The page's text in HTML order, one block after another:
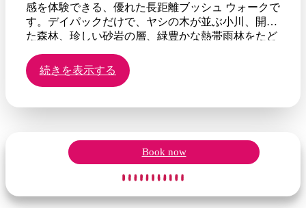
感を体験できる、優れた長距離ブッシュ ウォークで
す。デイパックだけで、ヤシの木が並ぶ小川、開け
た森林、珍しい砂岩の層、緑豊かな熱帯雨林をたど
らウォーキングを楽しみましょう。ペーパーバーク
とパンダナスが並ぶワンギ クリークをたどりなが
境を最大限に体験するには、涼しい季節にトレッキ
たりする機会が豊富にあります。このトレッキング
とジャットブラ トレイルまたはカカドゥ エクスプ
ローラー トレッキングを組み合わせて、トップエン
ドの大自然を完全に体験してください。
続きを表示する
Book now